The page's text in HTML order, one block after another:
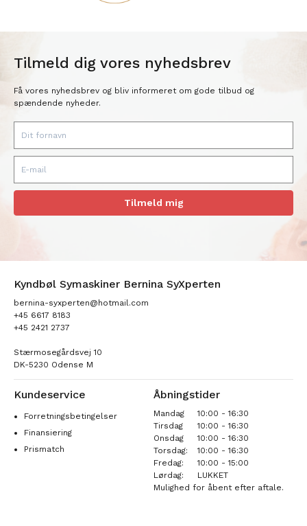
Tilmeld dig vores nyhedsbrev
Få vores nyhedsbrev og bliv informeret om gode tilbud og
spændende nyheder.
Tilmeld mig
Kyndbøl Symaskiner Bernina SyXperten
bernina-syxperten@hotmail.com
+45 6617 8183
+45 2421 2737
Stærmosegårdsvej 10
DK-5230 Odense M
Kundeservice
Forretningsbetingelser
Finansiering
Prismatch
Åbningstider
Mandag
10:00 - 16:30
Tirsdag
10:00 - 16:30
Onsdag
10:00 - 16:30
Torsdag:
10:00 - 16:30
Fredag:
10:00 - 15:00
Lørdag:
LUKKET
Mulighed for åbent efter aftale.